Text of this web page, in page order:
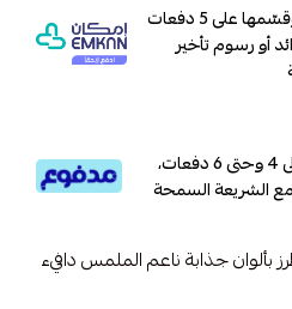
وقسّمها على 5 دفعات
أو رسوم تأخير
قسم دفعاتك بطريقة ميسرة إلى 4 وحتى 6 دفعات،
الشريعة السمحة
جذابة ناعم الملمس دافيء